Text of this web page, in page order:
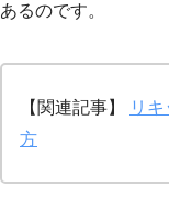
あるのです。
【関連記事】
リ
方